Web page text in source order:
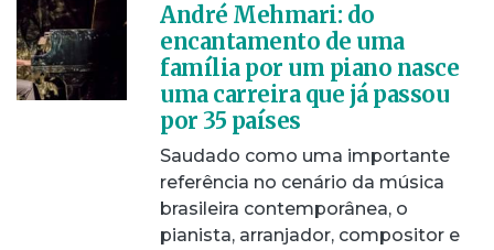
André Mehmari: do
encantamento de uma
família por um piano nasce
uma carreira que já passou
por 35 países
Saudado como uma importante
referência no cenário da música
brasileira contemporânea, o
pianista, arranjador, compositor e